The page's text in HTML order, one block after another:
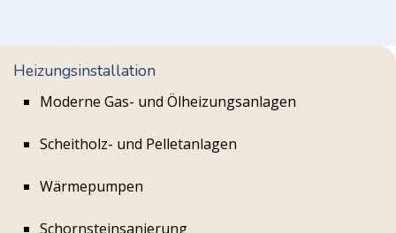
Heizungsinstallation
Moderne Gas- und Ölheizungsanlagen
Scheitholz- und Pelletanlagen
Wärmepumpen
Schornsteinsanierung